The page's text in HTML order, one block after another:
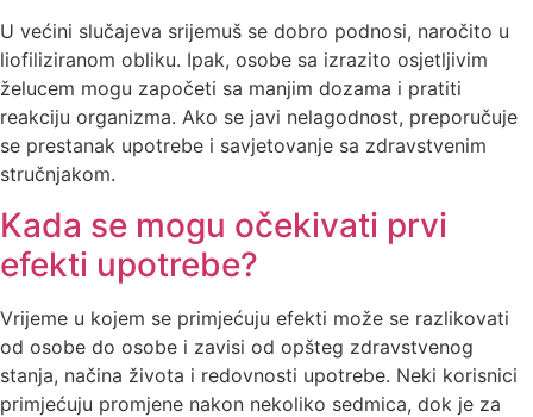
U većini slučajeva srijemuš se dobro podnosi, naročito u
liofiliziranom obliku. Ipak, osobe sa izrazito osjetljivim
želucem mogu započeti sa manjim dozama i pratiti
reakciju organizma. Ako se javi nelagodnost, preporučuje
se prestanak upotrebe i savjetovanje sa zdravstvenim
stručnjakom.
Kada se mogu očekivati prvi
efekti upotrebe?
Vrijeme u kojem se primjećuju efekti može se razlikovati
od osobe do osobe i zavisi od opšteg zdravstvenog
stanja, načina života i redovnosti upotrebe. Neki korisnici
primjećuju promjene nakon nekoliko sedmica, dok je za